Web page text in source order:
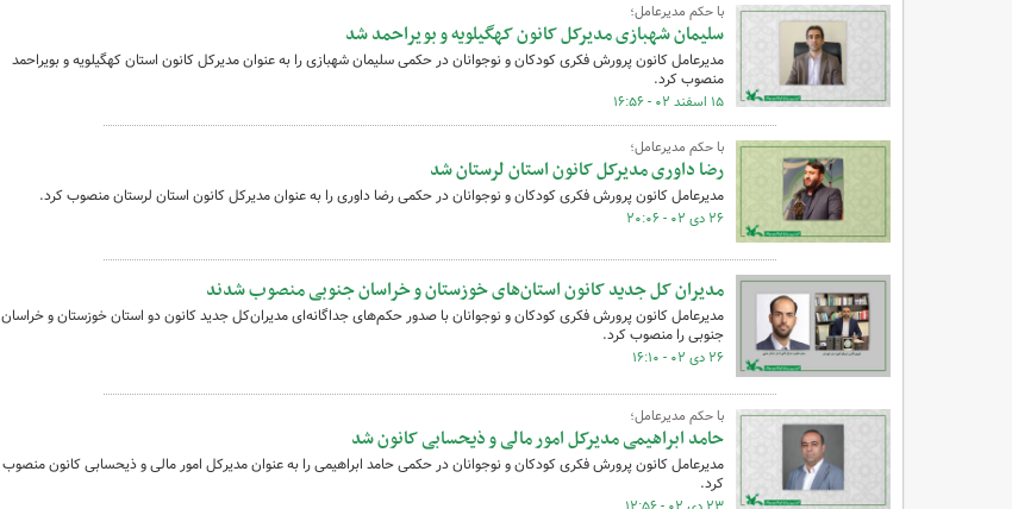
با حکم مدیرعامل؛
سلیمان شهبازی مدیرکل کانون کهگیلویه و بویراحمد شد
مدیرعامل کانون پرورش فکری کودکان و نوجوانان در حکمی سلیمان شهبازی را به عنوان مدیرکل کانون استان کهگیلویه و بویراحمد
منصوب کرد.
۱۵ اسفند ۰۲ - ۱۶:۵۶
با حکم مدیرعامل؛
رضا داوری مدیرکل کانون استان لرستان شد
مدیرعامل کانون پرورش فکری کودکان و نوجوانان در حکمی رضا داوری را به عنوان مدیرکل کانون استان لرستان منصوب کرد.
۲۶ دی ۰۲ - ۲۰:۰۶
مدیران کل جدید کانون استان‌های خوزستان و خراسان جنوبی منصوب شدند
مدیرعامل کانون پرورش فکری کودکان و نوجوانان با صدور حکم‌های جداگانه‌ای مدیران‌کل جدید کانون دو استان خوزستان و خراسان
جنوبی را منصوب کرد.
۲۶ دی ۰۲ - ۱۶:۱۰
با حکم مدیرعامل؛
حامد ابراهیمی مدیرکل امور مالی و ذیحسابی کانون شد
مدیرعامل کانون پرورش فکری کودکان و نوجوانان در حکمی حامد ابراهیمی را به عنوان مدیرکل امور مالی و ذیحسابی کانون منصوب
کرد.